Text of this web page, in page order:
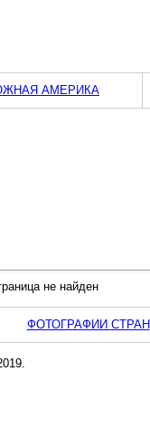
АМЕРИКА
не найден
ФОТОГРАФИИ СТРАН